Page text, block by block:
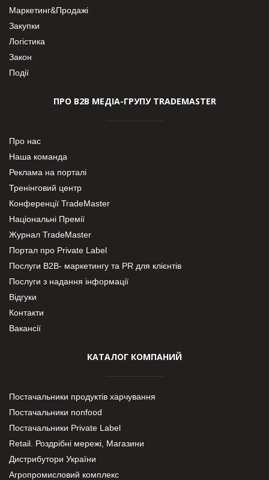
Маркетинг&Продажі
Закупки
Логістика
Закон
Події
ПРО В2В МЕДІА-ГРУПУ TRADEMASTER
Про нас
Наша команда
Реклама на порталі
Тренінговий центр
Конференції TradeMaster
Національні Премії
Журнал TradeMaster
Портал про Private Label
Послуги В2В- маркетингу та PR для клієнтів
Послуги з надання інформації
Відгуки
Контакти
Вакансії
КАТАЛОГ КОМПАНИЙ
Постачальники продуктів харчування
Постачальники nonfood
Постачальники Private Label
Retail. Роздрібні мережі, Магазини
Дистрибутори України
Агропромисловий комплекс